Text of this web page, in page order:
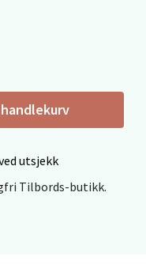
utsjekk
Tilbords-butikk.
i Rana